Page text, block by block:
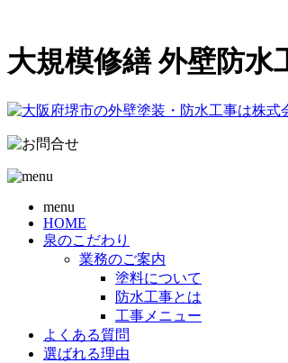
大規模修繕 外壁防水
menu
HOME
泉のこだわり
業務のご案内
塗料について
防水工事とは
工事メニュー
よくある質問
選ばれる理由